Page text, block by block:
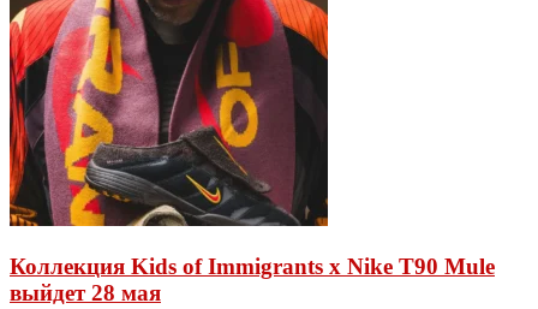
Коллекция Kids of Immigrants x Nike T90 Mule
выйдет 28 мая